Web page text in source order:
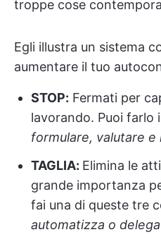
troppe cose
Egli illustra un sistema
aumentare il tuo
STOP: Fermati per
lavorando. Puoi farlo
formulare, valutare e
TAGLIA: Elimina le
grande importanza
fai una di queste tre
automatizza o delega